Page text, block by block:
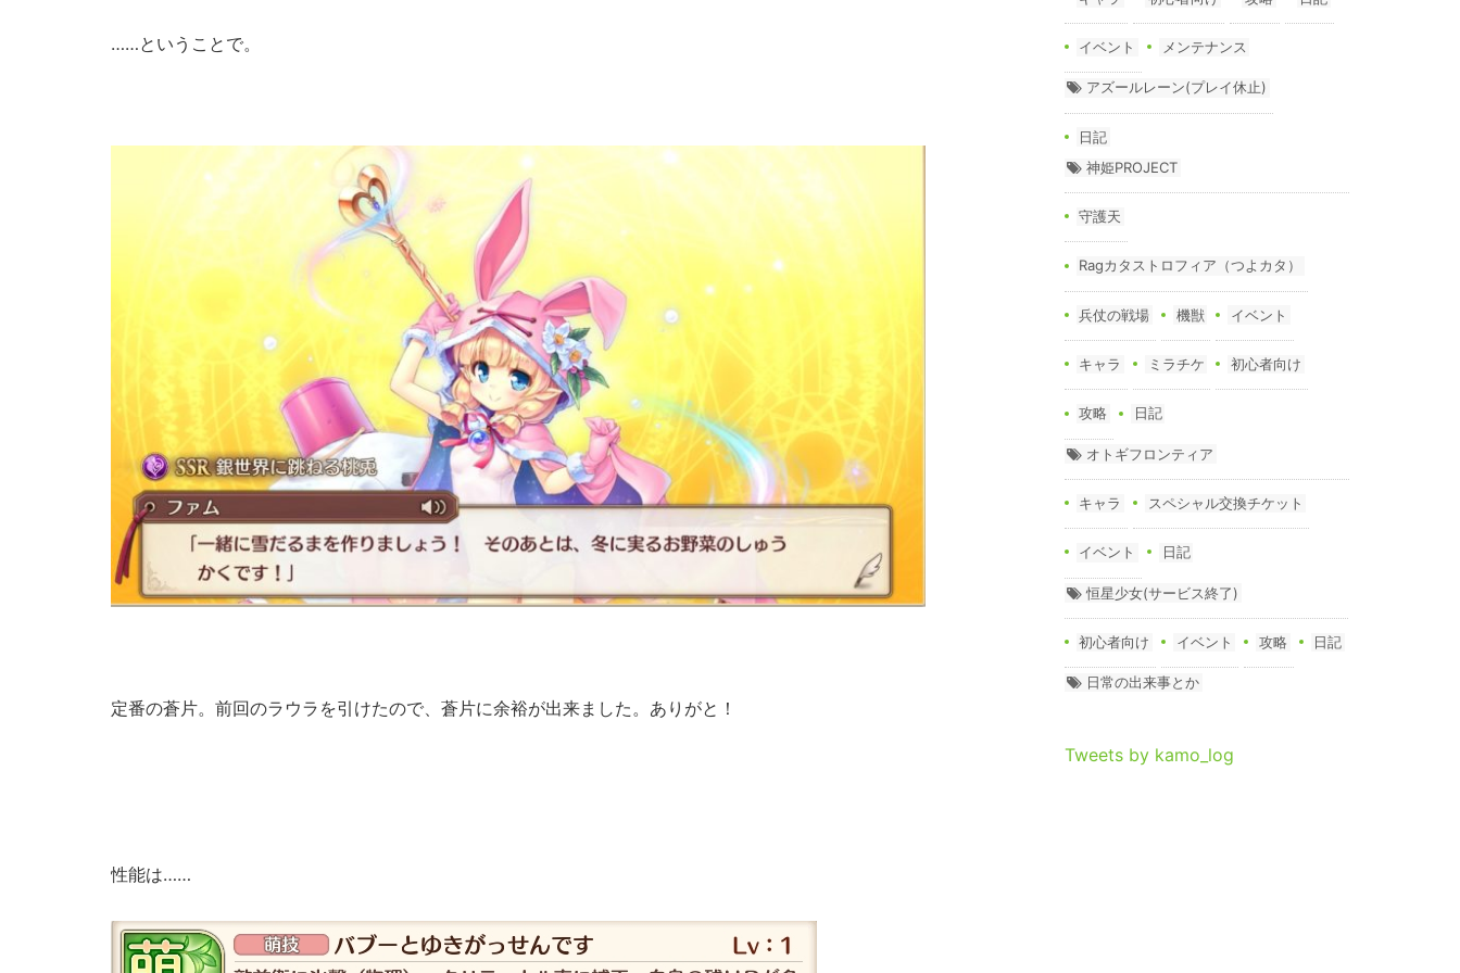
……ということで。
定番の蒼片。前回のラウラを引けたので、蒼片に余裕が出来ました。ありがと！
性能は……
イベント メンテナンス
アズールレーン(プレイ休止)
日記
神姫PROJECT
守護天
Ragカタストロフィア（つよカタ）
兵仗の戦場 機獣 イベント
キャラ ミラチケ 初心者向け
攻略 日記
オトギフロンティア
キャラ スペシャル交換チケット
イベント 日記
恒星少女(サービス終了)
初心者向け イベント 攻略 日記
日常の出来事とか
Tweets by kamo_log